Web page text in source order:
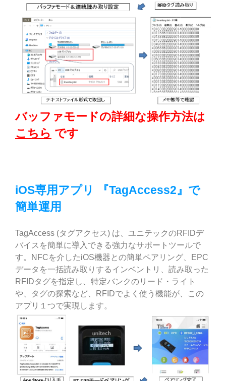
バッファモードの詳細な操作方法は
こちら です
iOS専用アプリ 『TagAccess2』で
簡単運用
TagAccess (タグアクセス) は、ユニテックのRFIDデ
バイスを簡単に導入できる強力なサポートツールで
す。NFCを介したiOS機器との簡単ペアリング、EPC
データを一括読み取りするインベントリ、読み取った
RFIDタグを指定し、特定バンクのリード・ライト
や、タグの探索など、RFIDでよく使う機能が、この
アプリ１つで実現します。